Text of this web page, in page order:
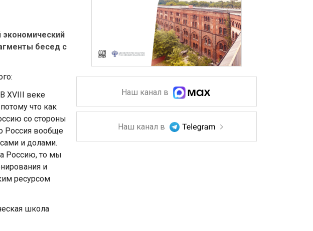
экономический
бесед с
XVIII веке
что как
со стороны
Россия вообще
и долами.
Россию, то мы
и
ресурсом
школа
Наш канал в
Наш канал в